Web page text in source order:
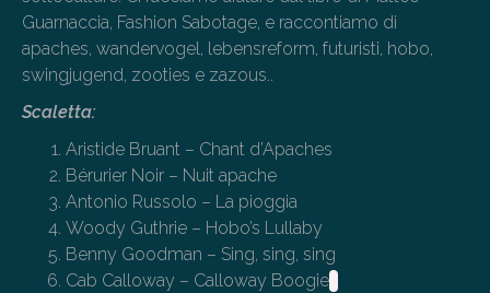
Guarnaccia, Fashion Sabotage, e raccontiamo di
apaches, wandervogel, lebensreform, futuristi, hobo,
swingjugend, zooties e zazous..
Scaletta:
Aristide Bruant – Chant d’Apaches
Bérurier Noir – Nuit apache
Antonio Russolo – La pioggia
Woody Guthrie – Hobo’s Lullaby
Benny Goodman – Sing, sing, sing
Cab Calloway – Calloway Boogie